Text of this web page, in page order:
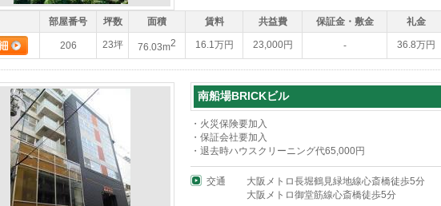
部屋番号 坪数 面積 賃料 共益費 保証金・敷金 礼金
206 23坪 76.03m2 16.1万円 23,000円 - 36.8万円
南船場BRICKビル
・火災保険要加入
・保証会社要加入
・退去時ハウスクリーニング代65,000円
交通
大阪メトロ長堀鶴見緑地線心斎橋徒歩5分
大阪メトロ御堂筋線心斎橋徒歩5分